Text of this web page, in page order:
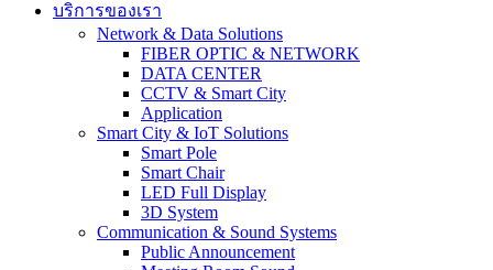
บริการของเรา
Network & Data Solutions
FIBER OPTIC & NETWORK​
DATA CENTER
CCTV & Smart City
Application
Smart City & IoT Solutions
Smart Pole
Smart Chair
LED Full Display
3D System
Communication & Sound Systems
Public Announcement